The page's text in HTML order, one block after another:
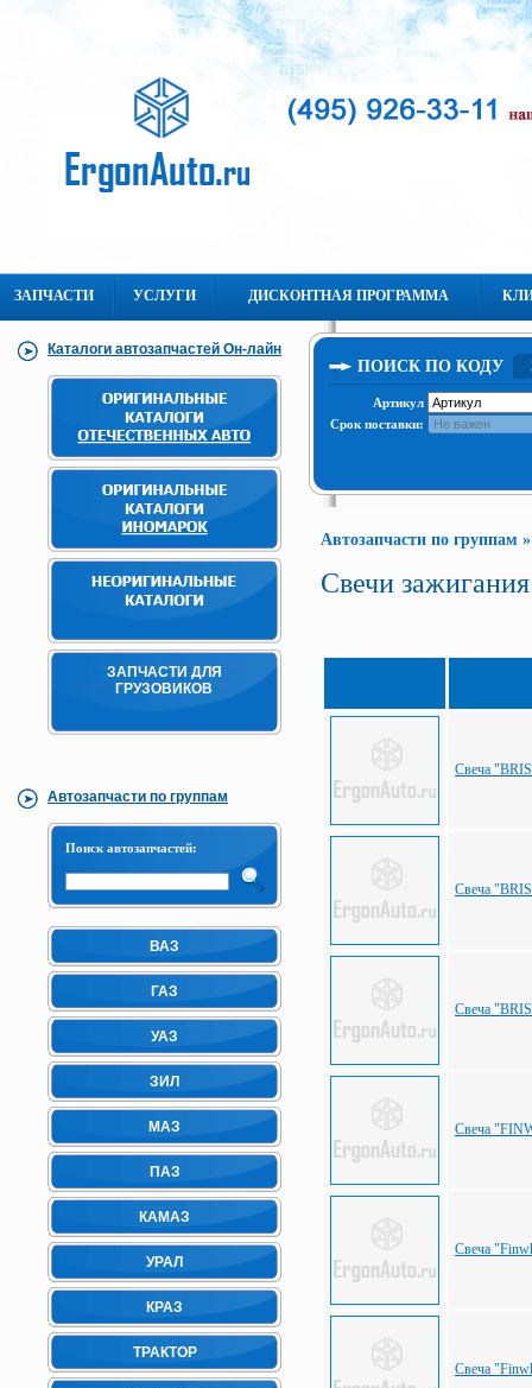
ЗАПЧАСТИ УСЛУГИ ДИСКОНТНАЯ ПРОГРАММА
Каталоги автозапчастей Он-лайн
ЗАПЧАСТИ ДЛЯ
ГРУЗОВИКОВ
Автозапчасти по группам
Поиск автозапчастей:
ВАЗ
ГАЗ
УАЗ
ЗИЛ
МАЗ
ПАЗ
КАМАЗ
УРАЛ
КРАЗ
ТРАКТОР
ПОИСК ПО КОДУ
Артикул
Срок поставки:
Автозапчасти по группам
Свечи зажигания
Свеча
Свеча
Свеча
Свеча
Свеча
Свеча